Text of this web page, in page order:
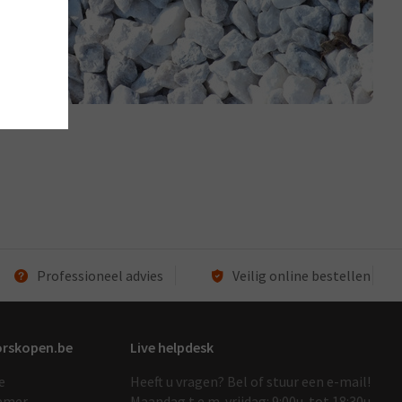
Professioneel advies Veilig online bestellen
Live helpdesk
Heeft u vragen? Bel of stuur een e-mail!